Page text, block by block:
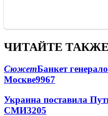
ЧИТАЙТЕ ТАКЖЕ
СюжетБанкет
Москве9967
Украина поставила
СМИ3205